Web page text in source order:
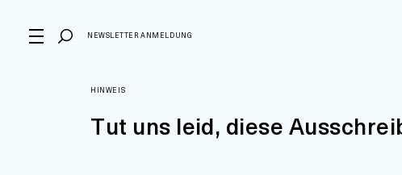
NEWSLETTER ANMELDUNG
HINWEIS
Tut uns leid, diese